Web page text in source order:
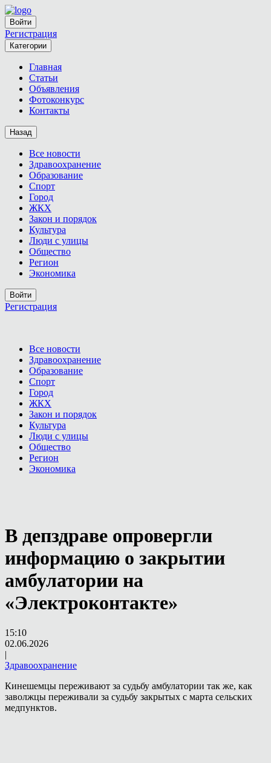
Войти
Регистрация
Категории
Главная
Статьи
Объявления
Фотоконкурс
Контакты
Назад
Все новости
Здравоохранение
Образование
Спорт
Город
ЖКХ
Закон и порядок
Культура
Люди с улицы
Общество
Регион
Экономика
Войти
Регистрация
Все новости
Здравоохранение
Образование
Спорт
Город
ЖКХ
Закон и порядок
Культура
Люди с улицы
Общество
Регион
Экономика
В депздраве опровергли
информацию о закрытии
амбулатории на
«Электроконтакте»
15:10
02.06.2026
|
Здравоохранение
Кинешемцы переживают за судьбу амбулатории так же, как
заволжцы переживали за судьбу закрытых с марта сельских
медпунктов.